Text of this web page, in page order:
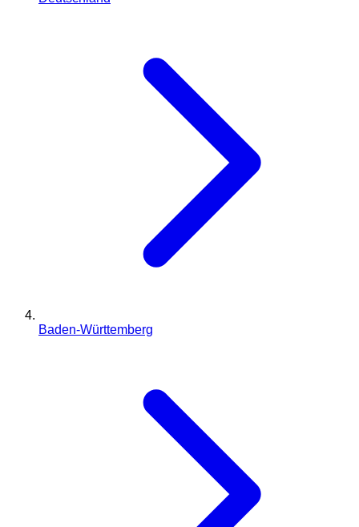
Baden-Württemberg